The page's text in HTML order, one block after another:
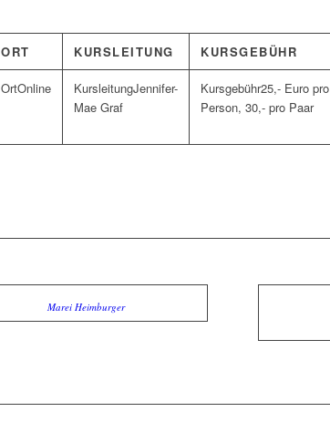
ORT KURSLEITUNG KURSGEBÜHR
Online
Jennifer-
Mae Graf
25,- Euro pro
Person, 30,- pro Paar
Marei Heimburger